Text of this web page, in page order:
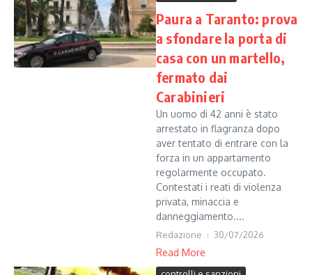
Paura a Taranto: prova
a sfondare la porta di
casa con un martello,
fermato dai
Carabinieri
Un uomo di 42 anni è stato
arrestato in flagranza dopo
aver tentato di entrare con la
forza in un appartamento
regolarmente occupato.
Contestati i reati di violenza
privata, minaccia e
danneggiamento....
Redazione 30/07/2026
Read More